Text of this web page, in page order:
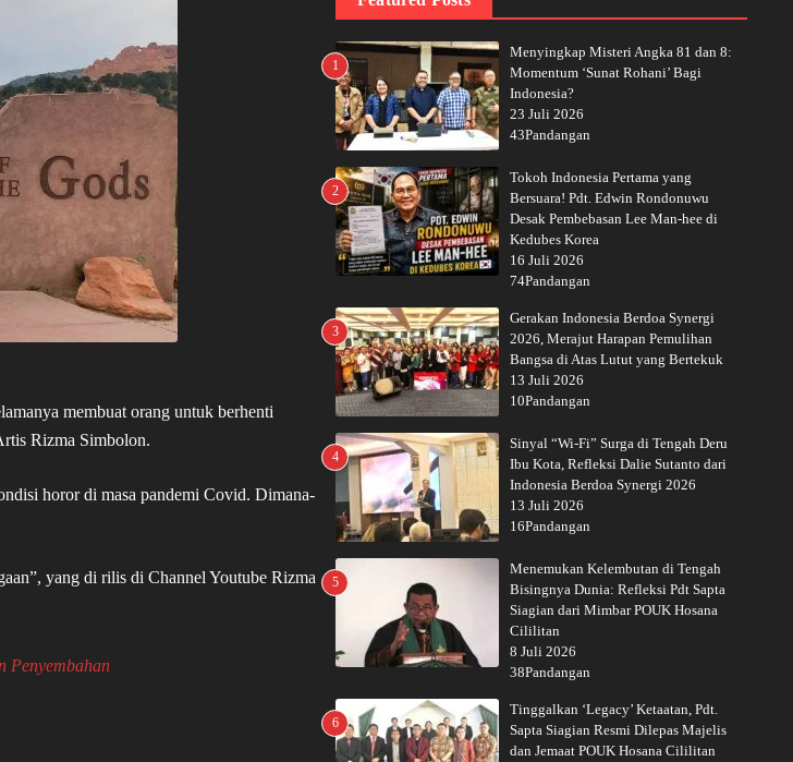
membuat orang untuk berhenti
Rizma Simbolon.
horor di masa pandemi Covid. Dimana-
yang di rilis di Channel Youtube Rizma
Penyembahan
1
Menyingkap Misteri Angka 81 dan 8:
Momentum ‘Sunat Rohani’ Bagi
Indonesia?
23 Juli 2026
43Pandangan
2
Tokoh Indonesia Pertama yang
Bersuara! Pdt. Edwin Rondonuwu
Desak Pembebasan Lee Man-hee di
Kedubes Korea
16 Juli 2026
74Pandangan
3
Gerakan Indonesia Berdoa Synergi
2026, Merajut Harapan Pemulihan
Bangsa di Atas Lutut yang Bertekuk
13 Juli 2026
10Pandangan
4
Sinyal “Wi-Fi” Surga di Tengah Deru
Ibu Kota, Refleksi Dalie Sutanto dari
Indonesia Berdoa Synergi 2026
13 Juli 2026
16Pandangan
5
Menemukan Kelembutan di Tengah
Bisingnya Dunia: Refleksi Pdt Sapta
Siagian dari Mimbar POUK Hosana
Cililitan
8 Juli 2026
38Pandangan
6
Tinggalkan ‘Legacy’ Ketaatan, Pdt.
Sapta Siagian Resmi Dilepas Majelis
dan Jemaat POUK Hosana Cililitan